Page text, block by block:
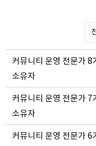
커뮤니티 운영 전문가 8
소유자
커뮤니티 운영 전문가 7
소유자
커뮤니티 운영 전문가 6